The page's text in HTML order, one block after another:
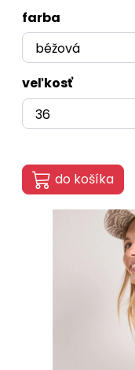
farba
veľkosť
do košíka